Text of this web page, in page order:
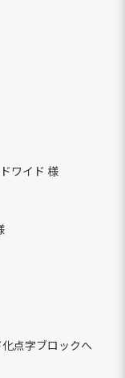
ワイド 様
点字ブロックへ